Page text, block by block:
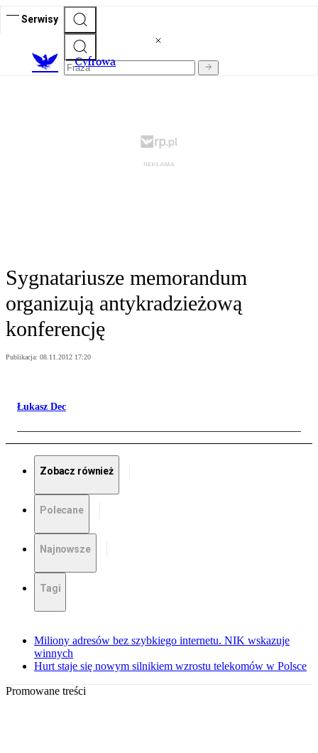
Serwisy
Cyfrowa
Sygnatariusze memorandum
organizują antykradzieżową
konferencję
Publikacja: 08.11.2012 17:20
Łukasz Dec
Zobacz również
Polecane
Najnowsze
Tagi
Miliony adresów bez szybkiego internetu. NIK wskazuje
winnych
Hurt staje się nowym silnikiem wzrostu telekomów w Polsce
Promowane treści